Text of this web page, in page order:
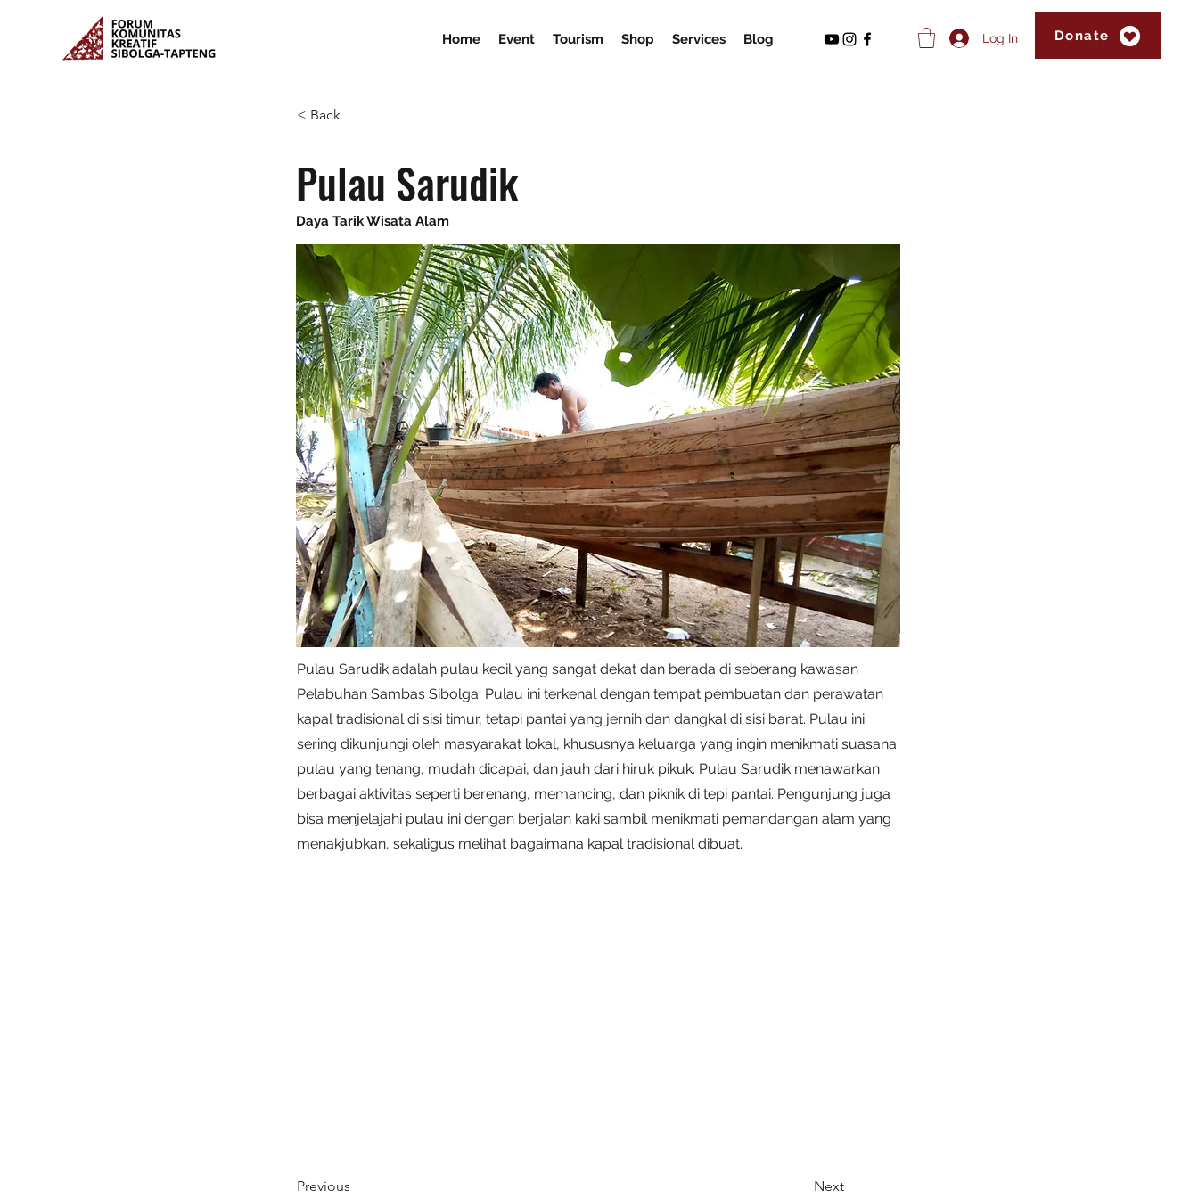
Home Event Tourism Shop Services Blog Log In Donate
< Back
Pulau Sarudik
Daya Tarik Wisata Alam
Pulau Sarudik adalah pulau kecil yang sangat dekat dan berada di seberang kawasan
Pelabuhan Sambas Sibolga. Pulau ini terkenal dengan tempat pembuatan dan perawatan
kapal tradisional di sisi timur, tetapi pantai yang jernih dan dangkal di sisi barat. Pulau ini
sering dikunjungi oleh masyarakat lokal, khususnya keluarga yang ingin menikmati suasana
pulau yang tenang, mudah dicapai, dan jauh dari hiruk pikuk. Pulau Sarudik menawarkan
berbagai aktivitas seperti berenang, memancing, dan piknik di tepi pantai. Pengunjung juga
bisa menjelajahi pulau ini dengan berjalan kaki sambil menikmati pemandangan alam yang
menakjubkan, sekaligus melihat bagaimana kapal tradisional dibuat.
Previous Next